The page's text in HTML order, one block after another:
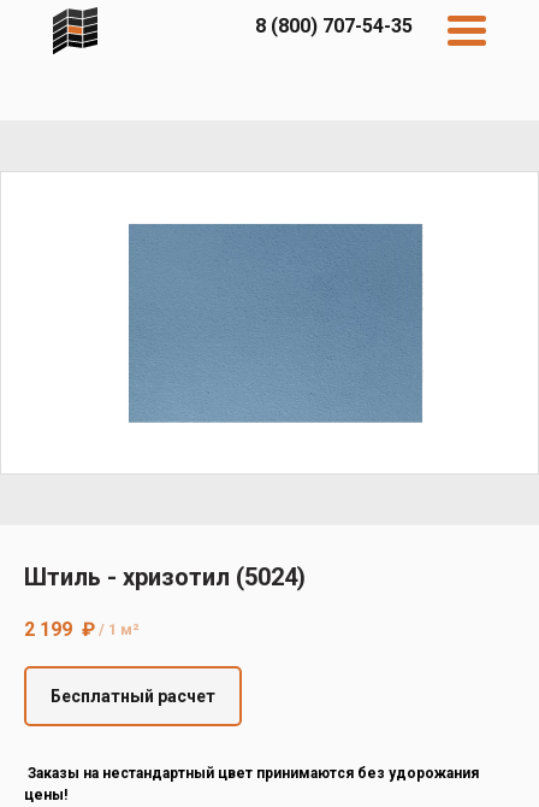
8 (800) 707-54-35
Cedral
Фибратек
расчет
Контакты
Дисконт
Fibraplank
Штиль - хризотил (5024)
2 199 ₽ / 1 м²
Бесплатный расчет
Заказы на нестандартный цвет принимаются без удорожания
цены!